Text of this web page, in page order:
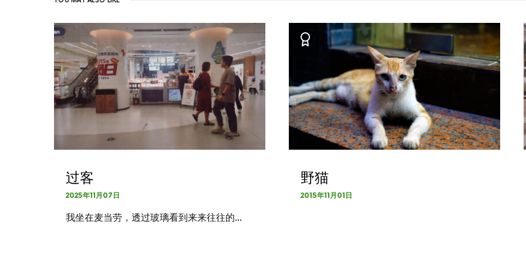
过客
2025年11月07日
我坐在麦当劳，透过玻璃看到来来往往的…
野猫
2015年11月01日